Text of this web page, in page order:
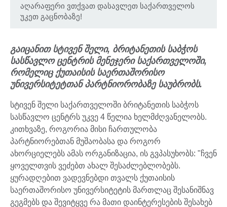
აღარაფერი ვთქვათ დასავლეთ საქართველოს
უკეთ გაცნობაზე!
გაიცანით სტივენ შელი, ბრიტანეთის საბჭოს
სასწავლო ცენტრის მენეჯერი საქართველოში,
რომელიც ქუთაისის საერთაშორისო
უნივერსიტეტთან პარტნიორობაზე საუბრობს.
სტივენ შელი საქართველოში ბრიტანეთის საბჭოს
სასწავლო ცენტრს უკვე 4 წელია ხელმძღვანელობს.
კითხვაზე, როგორია მისი ჩართულობა
პარტნიორებთან მუშაობასა და როგორ
ახორციელებს ამას ორგანიზაცია, ის გვპასუხობს: "ჩვენ
ყოველთვის ვეძებთ ახალ შესაძლებლობებს.
ყურადღებით ვადევნებდი თვალს ქუთაისის
საერთაშორისო უნივერსიტეტის მართლაც შესანიშნავ
გეგმებს და შევიტყვე რა მათი დაინტერესების შესახებ